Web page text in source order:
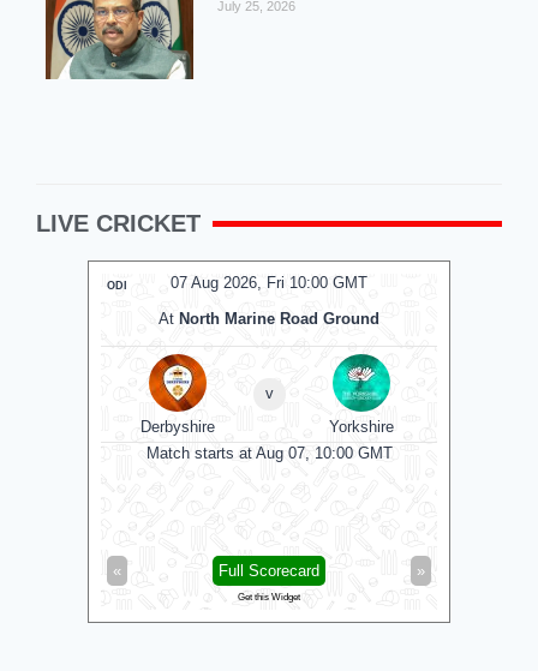
July 25, 2026
LIVE CRICKET
07 Aug 2026, Fri 10:00 GMT
ODI
At North Marine Road Ground
Derbyshire
v
Yorkshire
Match starts at Aug 07, 10:00 GMT
« »
Full Scorecard
Get this Widget